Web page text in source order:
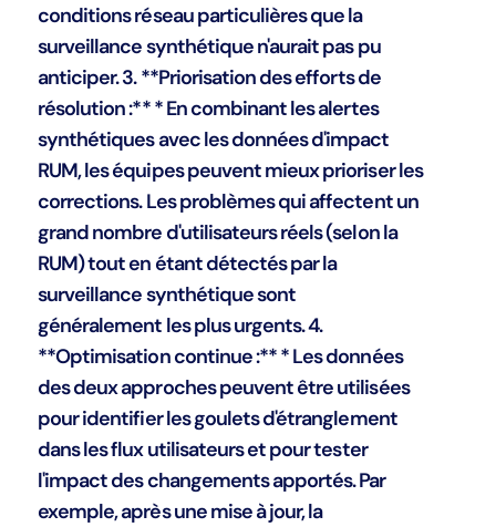
conditions réseau particulières que la
surveillance synthétique n'aurait pas pu
anticiper. 3. **Priorisation des efforts de
résolution :** * En combinant les alertes
synthétiques avec les données d'impact
RUM, les équipes peuvent mieux prioriser les
corrections. Les problèmes qui affectent un
grand nombre d'utilisateurs réels (selon la
RUM) tout en étant détectés par la
surveillance synthétique sont
généralement les plus urgents. 4.
**Optimisation continue :** * Les données
des deux approches peuvent être utilisées
pour identifier les goulets d'étranglement
dans les flux utilisateurs et pour tester
l'impact des changements apportés. Par
exemple, après une mise à jour, la